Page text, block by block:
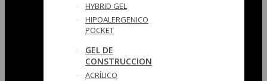
HYBRID GEL
HIPOALERGENICO
POCKET
GEL DE
CONSTRUCCION
ACRÍLICO